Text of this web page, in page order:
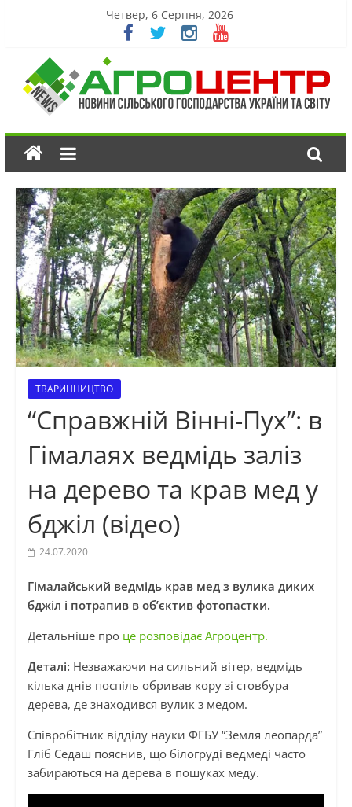
Четвер, 6 Серпня, 2026
ТВАРИННИЦТВО
“Справжній Вінні-Пух”: в
Гімалаях ведмідь заліз
на дерево та крав мед у
бджіл (відео)
24.07.2020
Гімалайський ведмідь крав мед з вулика диких
бджіл і потрапив в об’єктив фотопастки.
Детальніше про це розповідає Агроцентр.
Деталі: Незважаючи на сильний вітер, ведмідь
кілька днів поспіль обривав кору зі стовбура
дерева, де знаходився вулик з медом.
Співробітник відділу науки ФГБУ “Земля леопарда”
Гліб Седаш пояснив, що білогруді ведмеді часто
забираються на дерева в пошуках меду.